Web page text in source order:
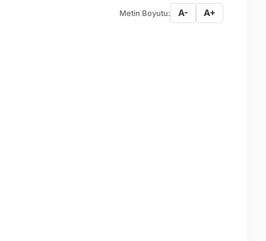
Metin Boyutu: A- A+